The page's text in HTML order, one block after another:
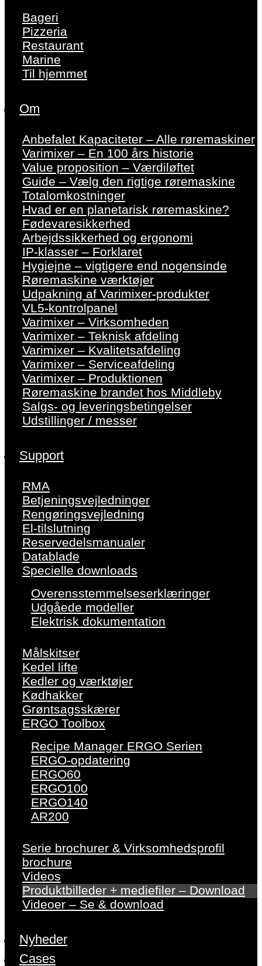
Bageri
Pizzeria
Restaurant
Marine
Til hjemmet
Om
Anbefalet Kapaciteter – Alle røremaskiner
Varimixer – En 100 års historie
Value proposition – Værdiløftet
Guide – Vælg den rigtige røremaskine
Totalomkostninger
Hvad er en planetarisk røremaskine?
Fødevaresikkerhed
Arbejdssikkerhed og ergonomi
IP-klasser – Forklaret
Hygiejne – vigtigere end nogensinde
Røremaskine værktøjer
Udpakning af Varimixer-produkter
VL5-kontrolpanel
Varimixer – Virksomheden
Varimixer – Teknisk afdeling
Varimixer – Kvalitetsafdeling
Varimixer – Serviceafdeling
Varimixer – Produktionen
Røremaskine brandet hos Middleby
Salgs- og leveringsbetingelser
Udstillinger / messer
Support
RMA
Betjeningsvejledninger
Rengøringsvejledning
El-tilslutning
Reservedelsmanualer
Datablade
Specielle downloads
Overensstemmelseserklæringer
Udgåede modeller
Elektrisk dokumentation
Målskitser
Kedel lifte
Kedler og værktøjer
Kødhakker
Grøntsagsskærer
ERGO Toolbox
Recipe Manager ERGO Serien
ERGO-opdatering
ERGO60
ERGO100
ERGO140
AR200
Serie brochurer & Virksomhedsprofil
brochure
Videos
Produktbilleder + mediefiler – Download
Videoer – Se & download
Nyheder
Cases